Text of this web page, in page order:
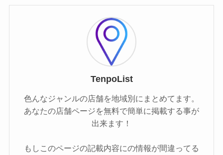
TenpoList
色んなジャンルの店舗を地域別にまとめてます。
あなたの店舗ページを無料で簡単に掲載する事が
出来ます！
もしこのページの記載内容にの情報が間違ってる